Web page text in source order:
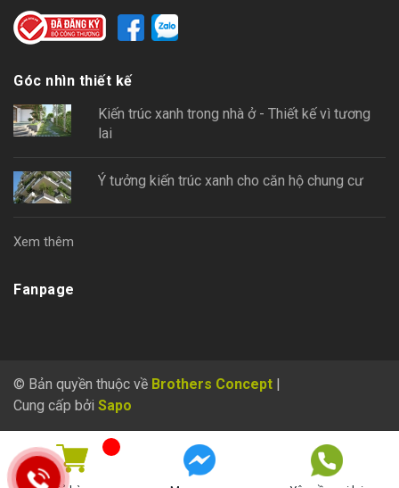
Góc nhìn thiết kế
Kiến trúc xanh trong nhà ở - Thiết kế vì tương
lai
Ý tưởng kiến trúc xanh cho căn hộ chung cư
Xem thêm
Fanpage
© Bản quyền thuộc về Brothers Concept
Cung cấp bởi Sapo